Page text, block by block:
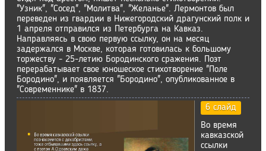
"Узник", "Сосед", "Молитва", "Желанье". Лермонтов был
переведен из гвардии в Нижегородский драгунский полк и
1 апреля отправился из Петербурга на Кавказ.
Направляясь в свою первую ссылку, он на месяц
задержался в Москве, которая готовилась к большому
торжеству - 25-летию Бородинского сражения. Поэт
перерабатывает свое юношеское стихотворение "Поле
Бородино", и появляется "Бородино", опубликованное в
"Современнике" в 1837.
6 слайд
Во время
кавказской
ссылки